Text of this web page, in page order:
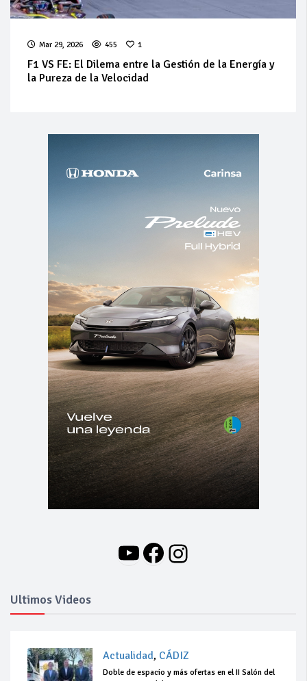
Mar 29, 2026 455 1
F1 VS FE: El Dilema entre la Gestión de la Energía y
la Pureza de la Velocidad
YouTube
Facebook
Instagram
Ultimos Videos
Actualidad, CÁDIZ
Doble de espacio y más ofertas en el II Salón del